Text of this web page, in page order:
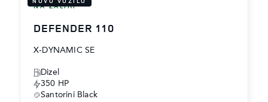
NA ZALIHI
DEFENDER 110
X-DYNAMIC SE
Dizel
350 HP
Santorini Black